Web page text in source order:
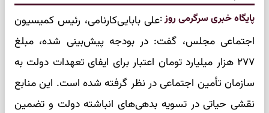
پایگاه خبری سرگرمی روز:علی بابایی‌کارنامی، رئیس کمیسیون
اجتماعی مجلس، گفت: در بودجه پیش‌بینی شده، مبلغ
۲۷۷ هزار میلیارد تومان اعتبار برای ایفای تعهدات دولت به
سازمان تأمین اجتماعی در نظر گرفته شده است. این منابع
نقشی حیاتی در تسویه بدهی‌های انباشته دولت و تضمین